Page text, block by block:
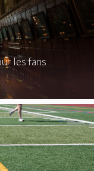
les fans